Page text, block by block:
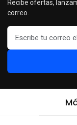
Recibe ofertas,
correo.